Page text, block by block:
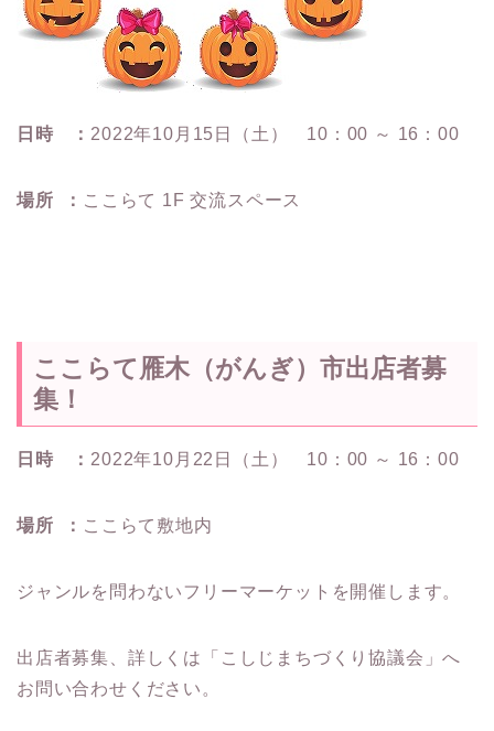
日時 ： 2022年10月15日（土） 10：00 ～ 16：00
場所 ： ここらて 1F 交流スペース
ここらて雁木（がんぎ）市出店者募
集！
日時 ： 2022年10月22日（土） 10：00 ～ 16：00
場所 ： ここらて敷地内
ジャンルを問わないフリーマーケットを開催します。
出店者募集、詳しくは「こしじまちづくり協議会」へ
お問い合わせください。